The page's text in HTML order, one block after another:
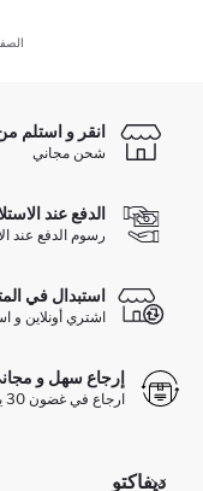
انقر و استلم
شحن مجاني
الدفع عند
رسوم الدفع عند
استبدال في
اشتري أونلاين و
إرجاع سهل و
ارجاع في غضون 30 يوماً
ديفاكتو